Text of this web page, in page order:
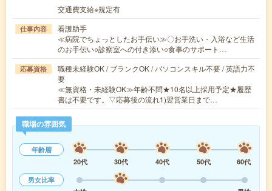
交通費支給※規定有
仕事内容
看護助手
≪病院でちょっとしたお手伝い≫〇お手洗い・入浴など生活
のお手伝い○診察室への付き添い○食事のサポート…
応募資格
職種未経験OK / ブランクOK / パソコンスキル不要 / 英語力不
要
≪無資格・未経験OK≫年齢不問★10名以上採用予定★履歴
書は不要です。▽応募後の流れ1)翌営業日まで…
職場の雰囲気
年齢層
20代
30代 40代 50代
60代
男女比率